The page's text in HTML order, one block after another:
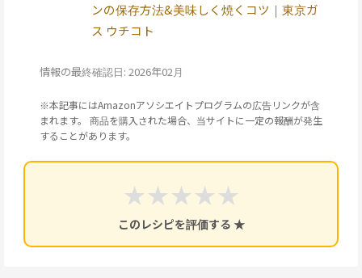
ンの保存方法&美味しく焼くコツ｜東京ガ
ス ウチコト
情報の最終確認日: 2026年02月
※本記事にはAmazonアソシエイトプログラムの広告リンクが含
まれます。 商品を購入された場合、当サイトに一定の報酬が発生
することがあります。
★
★
★
★
★
このレシピを評価する ★